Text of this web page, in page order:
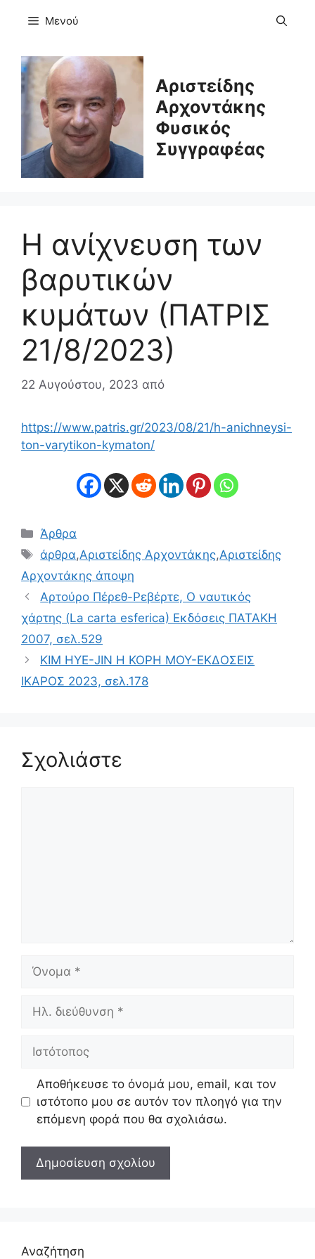
Μενού
Αριστείδης
Αρχοντάκης
Φυσικός
Συγγραφέας
Η ανίχνευση των
βαρυτικών
κυμάτων (ΠΑΤΡΙΣ
21/8/2023)
22 Αυγούστου, 2023 από
https://www.patris.gr/2023/08/21/h-anichneysi-
ton-varytikon-kymaton/
Κατηγορίες
Άρθρα
Ετικέτες
άρθρα,Αριστείδης Αρχοντάκης,Αριστείδης
Αρχοντάκης άποψη
Αρτούρο Πέρεθ-Ρεβέρτε, Ο ναυτικός
χάρτης (La carta esferica) Εκδόσεις ΠΑΤΑΚΗ
2007, σελ.529
KIM HYE-JIN Η ΚΟΡΗ ΜΟΥ-ΕΚΔΟΣΕΙΣ
ΙΚΑΡΟΣ 2023, σελ.178
Σχολιάστε
Όνομα
Ηλ.
Ιστότοπος
Αποθήκευσε το όνομά μου, email, και τον
ιστότοπο μου σε αυτόν τον πλοηγό για την
επόμενη φορά που θα σχολιάσω.
Αναζήτηση